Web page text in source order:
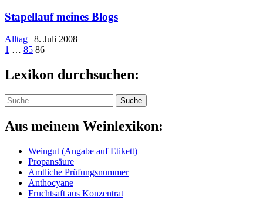
Stapellauf meines Blogs
Alltag | 8. Juli 2008
1 … 85 86
Lexikon durchsuchen:
Suche Suche
Aus meinem Weinlexikon:
Weingut (Angabe auf Etikett)
Propansäure
Amtliche Prüfungsnummer
Anthocyane
Fruchtsaft aus Konzentrat